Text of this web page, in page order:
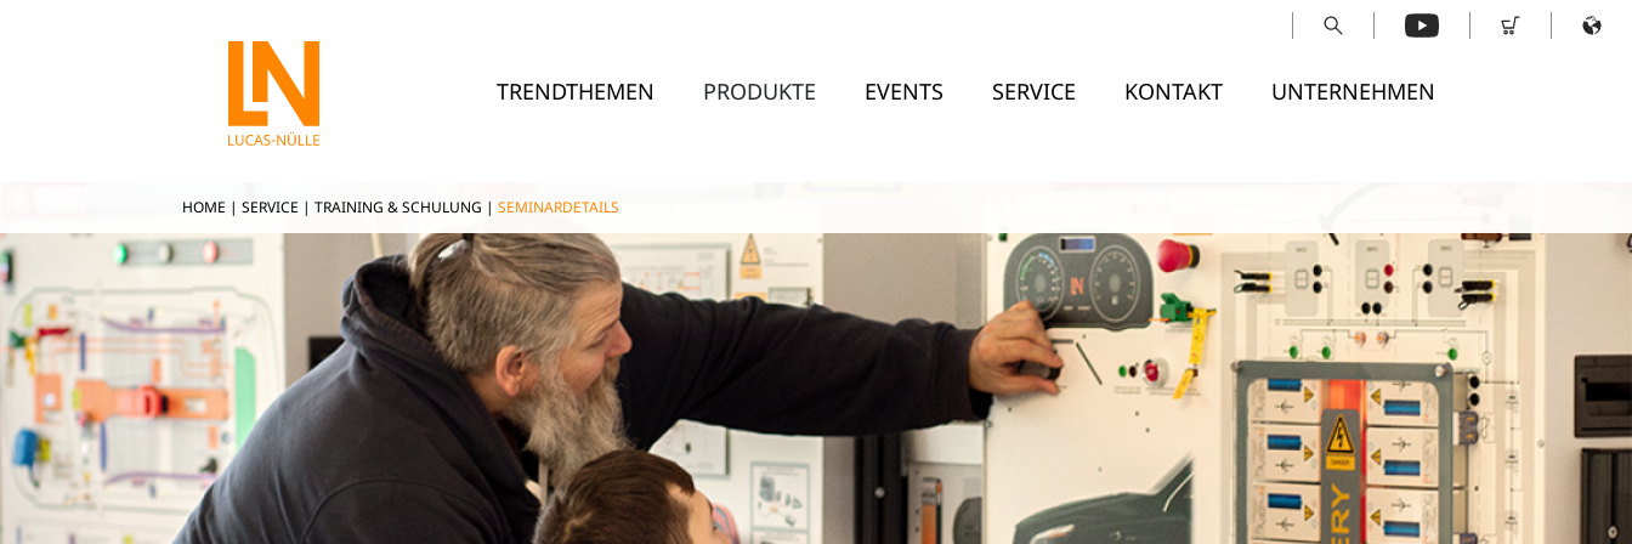
TRENDTHEMEN PRODUKTE EVENTS SERVICE KONTAKT UNTERNEHMEN
HOME | SERVICE | TRAINING & SCHULUNG | SEMINARDETAILS